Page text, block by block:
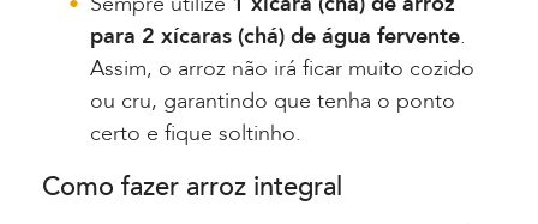
para 2 xícaras (chá) de água fervente.
Assim, o arroz não irá ficar muito cozido
ou cru, garantindo que tenha o ponto
certo e fique soltinho.
Como fazer arroz integral